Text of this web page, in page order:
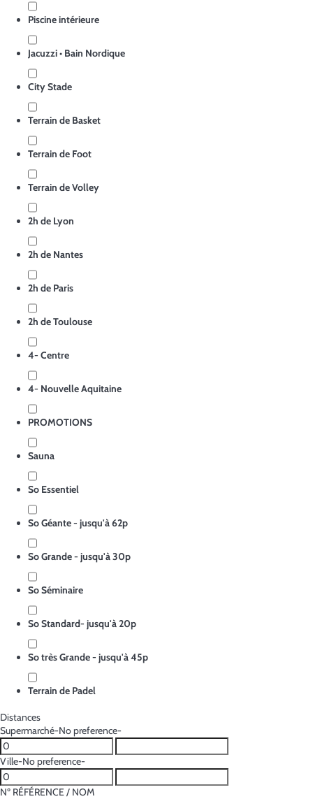
Piscine intérieure
Jacuzzi • Bain Nordique
City Stade
Terrain de Basket
Terrain de Foot
Terrain de Volley
2h de Lyon
2h de Nantes
2h de Paris
2h de Toulouse
4- Centre
4- Nouvelle Aquitaine
PROMOTIONS
Sauna
So Essentiel
So Géante - jusqu'à 62p
So Grande - jusqu'à 30p
So Séminaire
So Standard- jusqu'à 20p
So très Grande - jusqu'à 45p
Terrain de Padel
Distances
Supermarché-No preference-
Ville-No preference-
Nº RÉFÉRENCE / NOM